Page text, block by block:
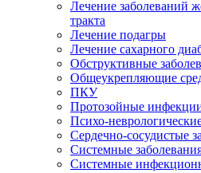
Лечение заболеваний
тракта
Лечение подагры
Лечение сахарного
Обструктивные
Общеукрепляющие
ПКУ
Протозойные
Психо-
Сердечно-сосудистые
Системные
Системные